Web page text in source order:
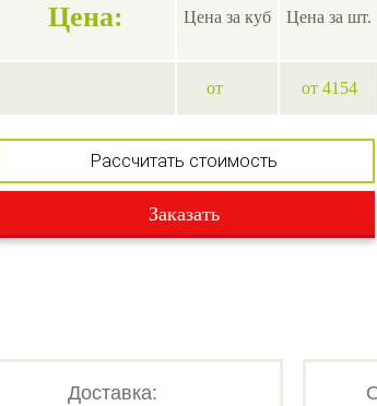
Цена: Цена за куб Цена за шт.
от от 4154
Рассчитать стоимость
Заказать
Доставка: